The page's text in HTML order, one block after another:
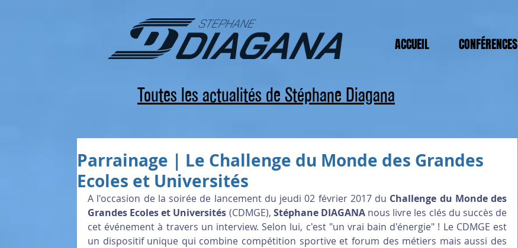
ACCUEIL CONFÉRENCES
Toutes les actualités de Stéphane Diagana
Parrainage | Le Challenge du Monde des Grandes
Ecoles et Universités
A l'occasion de la soirée de lancement du jeudi 02 février 2017 du Challenge du Monde des
Grandes Ecoles et Universités (CDMGE), Stéphane DIAGANA nous livre les clés du succès de
cet événement à travers un interview. Selon lui, c'est "un vrai bain d'énergie" ! Le CDMGE est
un dispositif unique qui combine compétition sportive et forum des métiers mais aussi des